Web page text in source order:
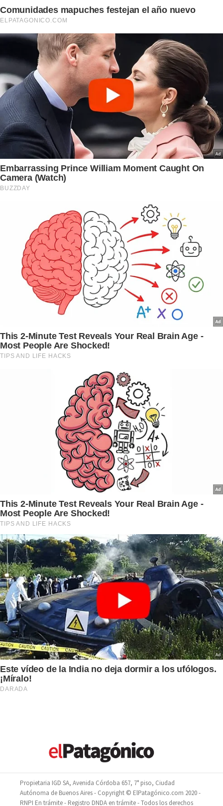
Propietaria IGD SA, Avenida Córdoba 657, 7° piso, Ciudad
Autónoma de Buenos Aires - Copyright © ElPatagónico.com 2020 -
RNPI En trámite - Registro DNDA en trámite - Todos los derechos